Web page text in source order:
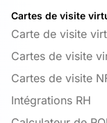
Cartes de visite
Carte de visite
Cartes de visite
Cartes de visite
Intégrations RH